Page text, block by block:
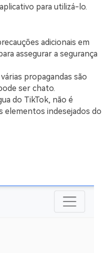
para utilizá-lo.
adicionais em
assegurar a segurança
propagandas são
ser chato.
do TikTok, não é
elementos indesejados do